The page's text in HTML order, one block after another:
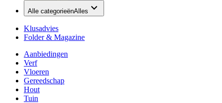
Alle categorieënAlles
Klusadvies
Folder & Magazine
Aanbiedingen
Verf
Vloeren
Gereedschap
Hout
Tuin